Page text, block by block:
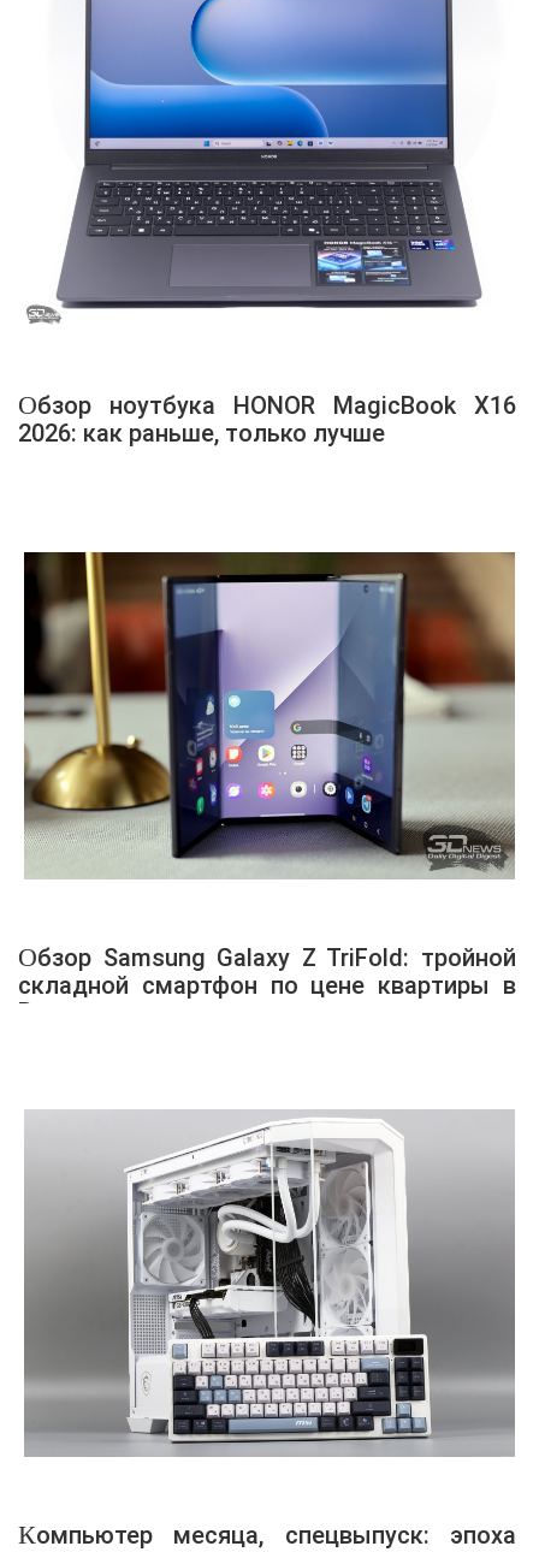
Обзор ноутбука HONOR MagicBook X16
2026: как раньше, только лучше
Обзор Samsung Galaxy Z TriFold: тройной
складной смартфон по цене квартиры в
Воркуте
Компьютер месяца, спецвыпуск: эпоха